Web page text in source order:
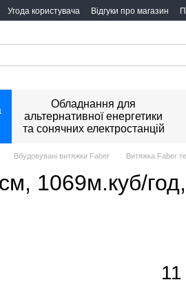
Угода користувача Відгуки про магазин
Обладнання для
альтернативної енергетики
та сонячних електростанцій
Вбудовувані витяжки Faber Витяжка Faber
1069м.куб/